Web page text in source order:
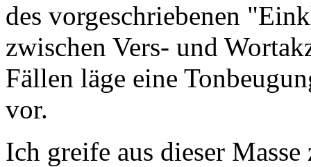
des vorgeschriebenen
zwischen Vers- und
Fällen läge eine
vor.
Ich greife aus dieser